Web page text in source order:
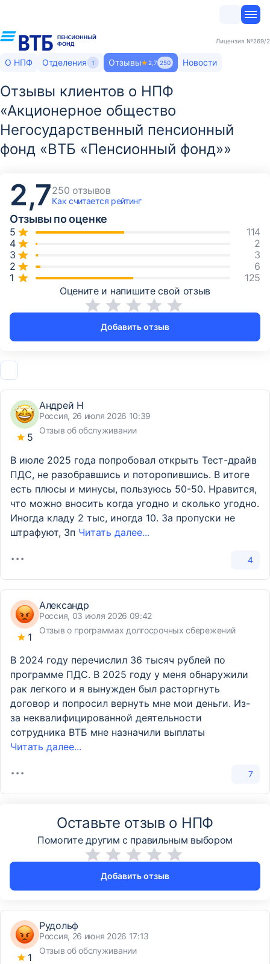
Лицензия №269/2
О НПФ Отделения 1 Отзывы 2,7 250 Новости
Отзывы клиентов о НПФ
«Акционерное общество
Негосударственный пенсионный
фонд «ВТБ «Пенсионный фонд»»
2,7250 отзывов
Как считается рейтинг
Отзывы по оценке
125
6
3
2
114
Оцените и напишите свой отзыв
Добавить отзыв
5
Андрей Н
Россия, 26 июля 2026 10:39
Отзыв об обслуживании
В июле 2025 года попробовал открыть Тест-драйв
ПДС, не разобравшись и поторопившись. В итоге
есть плюсы и минусы, пользуюсь 50-50. Нравится,
что можно вносить когда угодно и сколько угодно.
Иногда кладу 2 тыс, иногда 10. За пропуски не
штрафуют, Зп Читать далее...
4
1
Александр
Россия, 03 июля 2026 09:42
Отзыв о программах долгосрочных сбережений
В 2024 году перечислил 36 тысяч рублей по
программе ПДС. В 2025 году у меня обнаружили
рак легкого и я вынужден был расторгнуть
договор и попросил вернуть мне мои деньги. Из-
за неквалифицированной деятельности
сотрудника ВТБ мне назначили выплаты
Читать далее...
7
Оставьте отзыв о НПФ
Помогите другим с правильным выбором
Добавить отзыв
1
Рудольф
Россия, 26 июня 2026 17:13
Отзыв об обслуживании